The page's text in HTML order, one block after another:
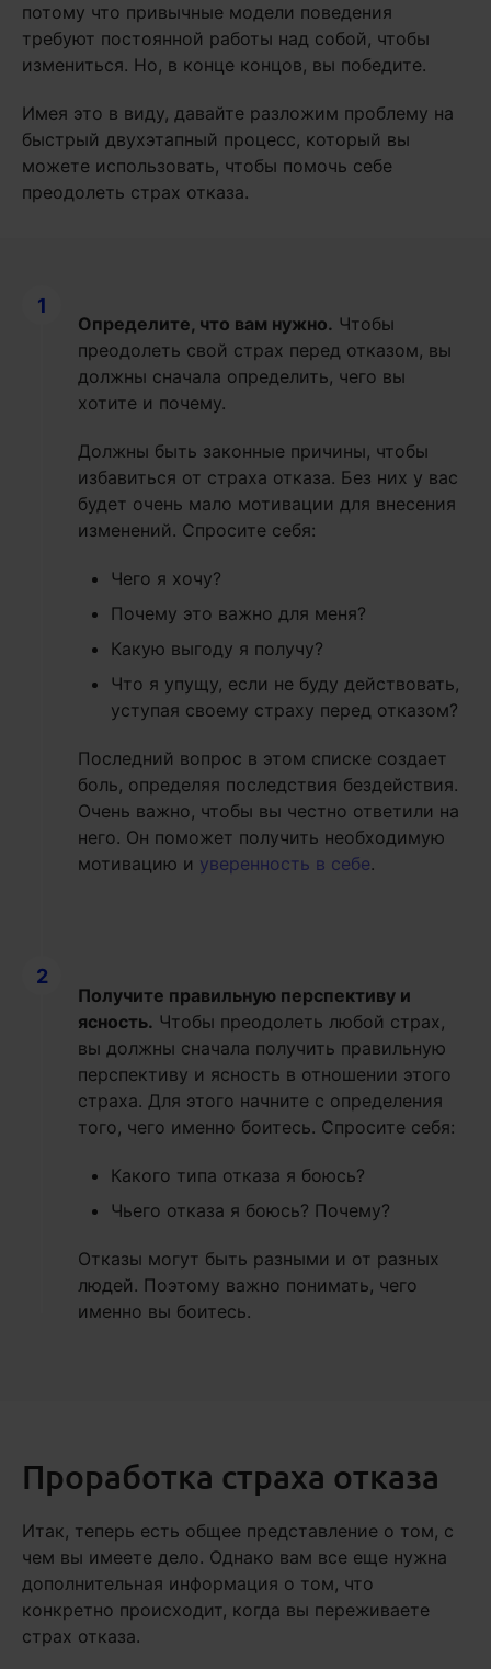
потому что привычные модели поведения
требуют постоянной работы над собой, чтобы
измениться. Но, в конце концов, вы победите.
Имея это в виду, давайте разложим проблему на
быстрый двухэтапный процесс, который вы
можете использовать, чтобы помочь себе
преодолеть страх отказа.
1
Определите, что вам нужно. Чтобы
преодолеть свой страх перед отказом, вы
должны сначала определить, чего вы
хотите и почему.
Должны быть законные причины, чтобы
избавиться от страха отказа. Без них у вас
будет очень мало мотивации для внесения
изменений. Спросите себя:
Чего я хочу?
Почему это важно для меня?
Какую выгоду я получу?
Что я упущу, если не буду действовать,
уступая своему страху перед отказом?
Последний вопрос в этом списке создает
боль, определяя последствия бездействия.
Очень важно, чтобы вы честно ответили на
него. Он поможет получить необходимую
мотивацию и уверенность в себе.
2
Получите правильную перспективу и
ясность. Чтобы преодолеть любой страх,
вы должны сначала получить правильную
перспективу и ясность в отношении этого
страха. Для этого начните с определения
того, чего именно боитесь. Спросите себя:
Какого типа отказа я боюсь?
Чьего отказа я боюсь? Почему?
Отказы могут быть разными и от разных
людей. Поэтому важно понимать, чего
именно вы боитесь.
Проработка страха отказа
Итак, теперь есть общее представление о том, с
чем вы имеете дело. Однако вам все еще нужна
дополнительная информация о том, что
конкретно происходит, когда вы переживаете
страх отказа.